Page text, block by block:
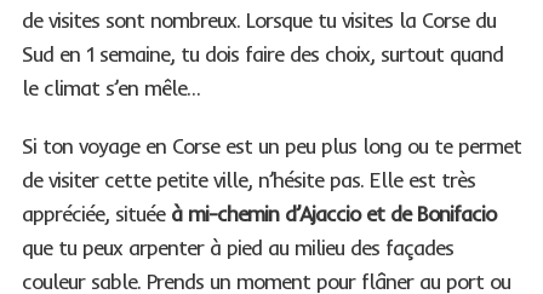
de visites sont nombreux. Lorsque tu visites la Corse du
Sud en 1 semaine, tu dois faire des choix, surtout quand
le climat s’en mêle…
Si ton voyage en Corse est un peu plus long ou te permet
de visiter cette petite ville, n’hésite pas. Elle est très
appréciée, située à mi-chemin d’Ajaccio et de Bonifacio
que tu peux arpenter à pied au milieu des façades
couleur sable. Prends un moment pour flâner au port ou